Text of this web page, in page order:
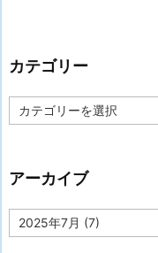
カテゴリー
テ
ー
アーカイブ
ア
ー